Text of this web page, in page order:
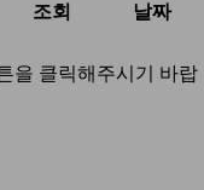
조회 날짜
을 클릭해주시기 바랍